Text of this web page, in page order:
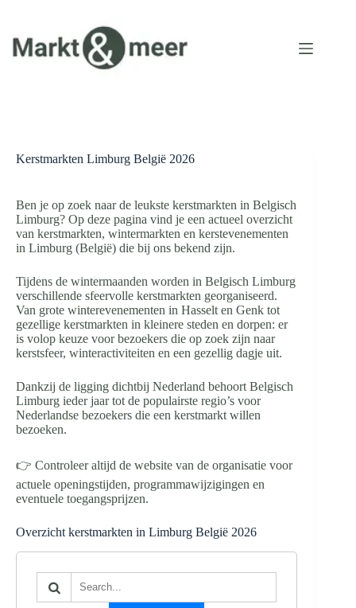
de
inhoud
Kerstmarkten Limburg België 2026
Ben je op zoek naar de leukste kerstmarkten in Belgisch
Limburg? Op deze pagina vind je een actueel overzicht
van kerstmarkten, wintermarkten en kerstevenementen
in Limburg (België) die bij ons bekend zijn.
Tijdens de wintermaanden worden in Belgisch Limburg
verschillende sfeervolle kerstmarkten georganiseerd.
Van grote winterevenementen in Hasselt en Genk tot
gezellige kerstmarkten in kleinere steden en dorpen: er
is volop keuze voor bezoekers die op zoek zijn naar
kerstsfeer, winteractiviteiten en een gezellig dagje uit.
Dankzij de ligging dichtbij Nederland behoort Belgisch
Limburg ieder jaar tot de populairste regio’s voor
Nederlandse bezoekers die een kerstmarkt willen
bezoeken.
👉 Controleer altijd de website van de organisatie voor
actuele openingstijden, programmawijzigingen en
eventuele toegangsprijzen.
Overzicht kerstmarkten in Limburg België 2026